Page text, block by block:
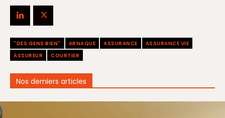
"DES GENS BIEN" ARNAQUE ASSURANCE
ASSURANCE VIE
ASSUREUR
COURTIER
Nos derniers articles